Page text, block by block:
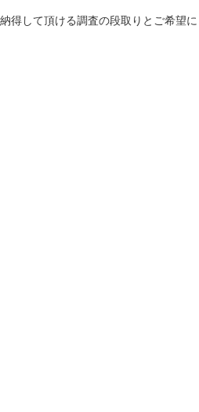
得して頂ける調査の段取りとご希望に